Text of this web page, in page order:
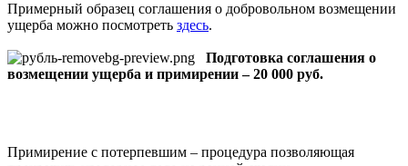
Примерный образец соглашения о добровольном возмещении
ущерба можно посмотреть здесь.
Подготовка соглашения о
возмещении ущерба и примирении – 20 000 руб.
Примирение с потерпевшим – процедура позволяющая